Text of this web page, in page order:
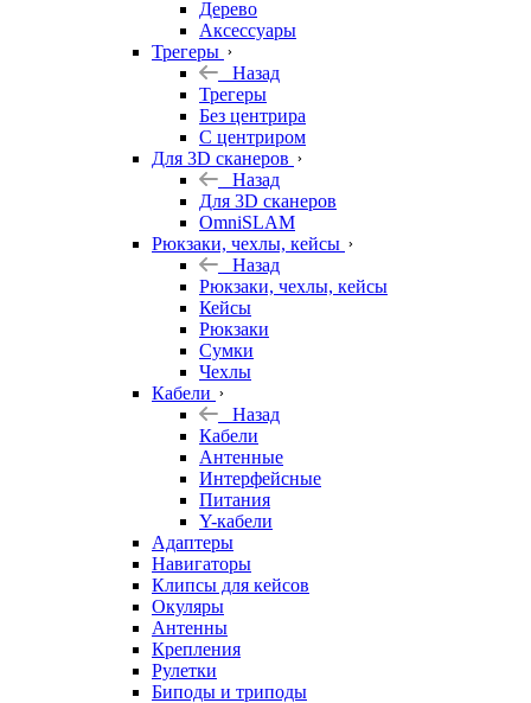
Дерево
Аксессуары
Трегеры
Назад
Трегеры
Без центрира
С центриром
Для 3D сканеров
Назад
Для 3D сканеров
OmniSLAM
Рюкзаки, чехлы, кейсы
Назад
Рюкзаки, чехлы, кейсы
Кейсы
Рюкзаки
Сумки
Чехлы
Кабели
Назад
Кабели
Антенные
Интерфейсные
Питания
Y-кабели
Адаптеры
Навигаторы
Клипсы для кейсов
Окуляры
Антенны
Крепления
Рулетки
Биподы и триподы